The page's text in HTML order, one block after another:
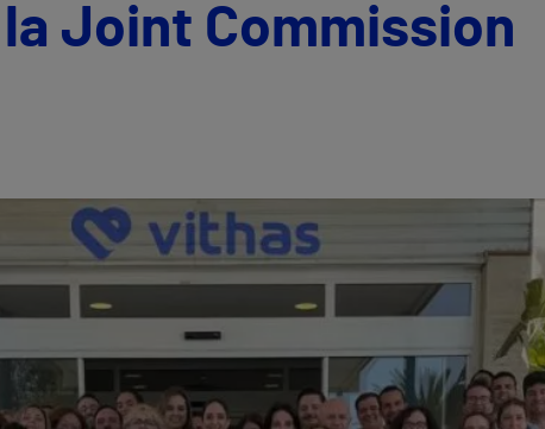
Joint Commission